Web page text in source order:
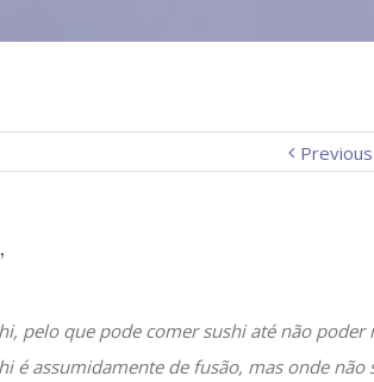
Previous
pelo que pode comer sushi até não poder
é assumidamente de fusão, mas onde não